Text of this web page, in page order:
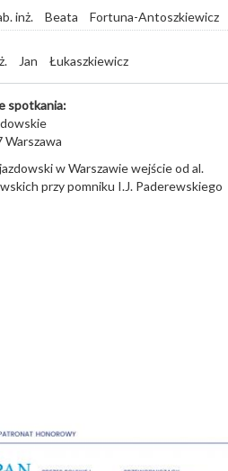
inż. Beata Fortuna-Antoszkiewicz
Jan Łukaszkiewicz
spotkania:
Warszawa
w Warszawie wejście od al.
przy pomniku I.J. Paderewskiego